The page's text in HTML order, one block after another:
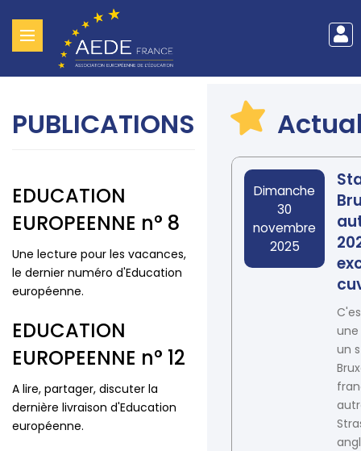
au
principal
du
de
PUBLICATIONS
EDUCATION
EUROPEENNE n° 8
Une lecture pour les vacances,
le dernier numéro d'Education
européenne.
EDUCATION
EUROPEENNE n° 12
A lire, partager, discuter la
dernière livraison d'Education
européenne.
Date
Dimanche
30
novembre
2025
un